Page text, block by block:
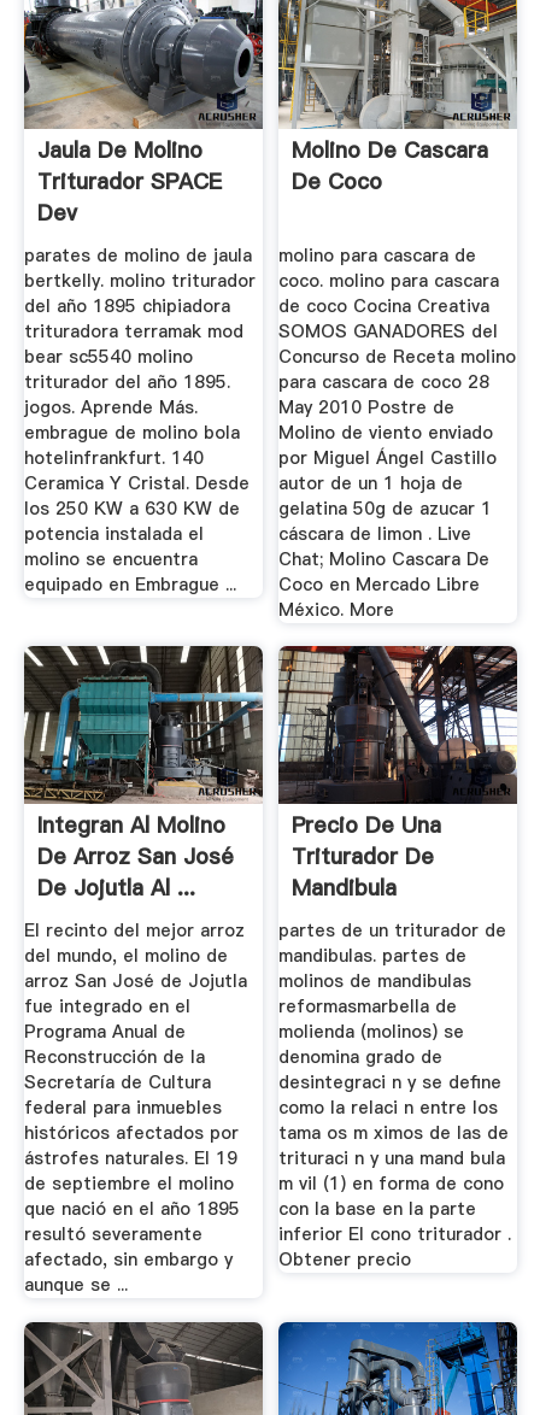
Jaula De Molino
Triturador SPACE
Dev
parates de molino de jaula
bertkelly. molino triturador
del año 1895 chipiadora
trituradora terramak mod
bear sc5540 molino
triturador del año 1895.
jogos. Aprende Más.
embrague de molino bola
hotelinfrankfurt. 140
Ceramica Y Cristal. Desde
los 250 KW a 630 KW de
potencia instalada el
molino se encuentra
equipado en Embrague ...
Molino De Cascara
De Coco
molino para cascara de
coco. molino para cascara
de coco Cocina Creativa
SOMOS GANADORES del
Concurso de Receta molino
para cascara de coco 28
May 2010 Postre de
Molino de viento enviado
por Miguel Ángel Castillo
autor de un 1 hoja de
gelatina 50g de azucar 1
cáscara de limon . Live
Chat; Molino Cascara De
Coco en Mercado Libre
México. More
Integran Al Molino
De Arroz San José
De Jojutla Al ...
El recinto del mejor arroz
del mundo, el molino de
arroz San José de Jojutla
fue integrado en el
Programa Anual de
Reconstrucción de la
Secretaría de Cultura
federal para inmuebles
históricos afectados por
ástrofes naturales. El 19
de septiembre el molino
que nació en el año 1895
resultó severamente
afectado, sin embargo y
aunque se ...
Precio De Una
Triturador De
Mandibula
partes de un triturador de
mandibulas. partes de
molinos de mandibulas
reformasmarbella de
molienda (molinos) se
denomina grado de
desintegraci n y se define
como la relaci n entre los
tama os m ximos de las de
trituraci n y una mand bula
m vil (1) en forma de cono
con la base en la parte
inferior El cono triturador .
Obtener precio